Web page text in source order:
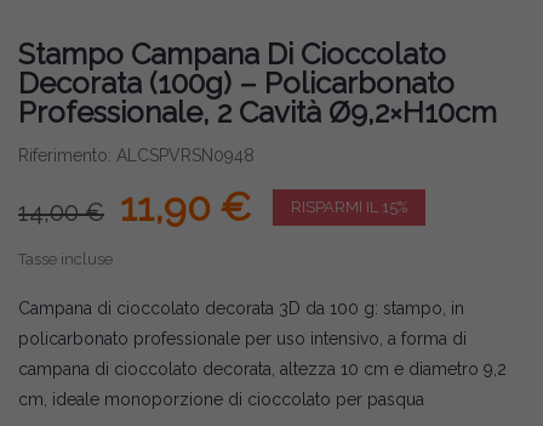
Stampo Campana Di Cioccolato
Decorata (100g) – Policarbonato
Professionale, 2 Cavità Ø9,2×H10cm
Riferimento: ALCSPVRSN0948
14,00 € 11,90 € RISPARMI IL 15%
Tasse incluse
Campana di cioccolato decorata 3D da 100 g: stampo, in
policarbonato professionale per uso intensivo, a forma di
campana di cioccolato decorata, altezza 10 cm e diametro 9,2
cm, ideale monoporzione di cioccolato per pasqua